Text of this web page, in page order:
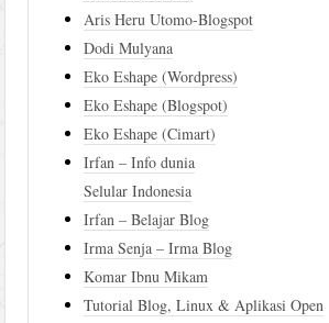
Aris Heru Utomo-Blogspot
Dodi Mulyana
Eko Eshape (Wordpress)
Eko Eshape (Blogspot)
Eko Eshape (Cimart)
Irfan – Info dunia
Selular Indonesia
Irfan – Belajar Blog
Irma Senja – Irma Blog
Komar Ibnu Mikam
Tutorial Blog, Linux & Aplikasi Open